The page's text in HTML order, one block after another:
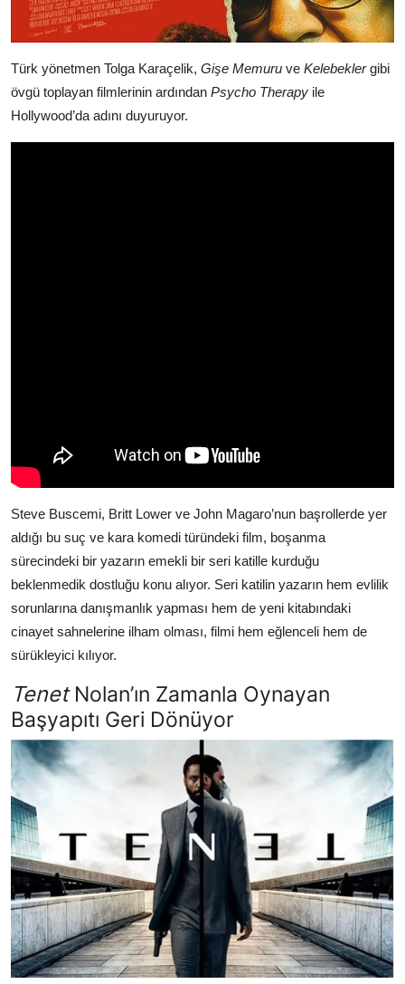
Türk yönetmen Tolga Karaçelik, Gişe Memuru ve Kelebeklergibi
övgü toplayan filmlerinin ardından Psycho Therapy ile
Hollywood’da adını duyuruyor.
Steve Buscemi, Britt Lower ve John Magaro’nun başrollerde yer
aldığı bu suç ve kara komedi türündeki film, boşanma
sürecindeki bir yazarın emekli bir seri katille kurduğu
beklenmedik dostluğu konu alıyor. Seri katilin yazarın hem evlilik
sorunlarına danışmanlık yapması hem de yeni kitabındaki
cinayet sahnelerine ilham olması, filmi hem eğlenceli hem de
sürükleyici kılıyor.
TenetNolan’ın Zamanla Oynayan
Başyapıtı Geri Dönüyor